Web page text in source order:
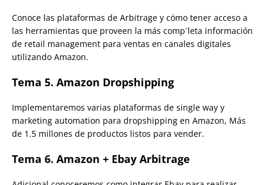
Conoce las plataformas de Arbitrage y cómo tener acceso a
las herramientas que proveen la más comp´leta información
de retail management para ventas en canales digitales
utilizando Amazon.
Tema 5. Amazon Dropshipping
Implementaremos varias plataformas de single way y
marketing automation para dropshipping en Amazon, Más
de 1.5 millones de productos listos para vender.
Tema 6. Amazon + Ebay Arbitrage